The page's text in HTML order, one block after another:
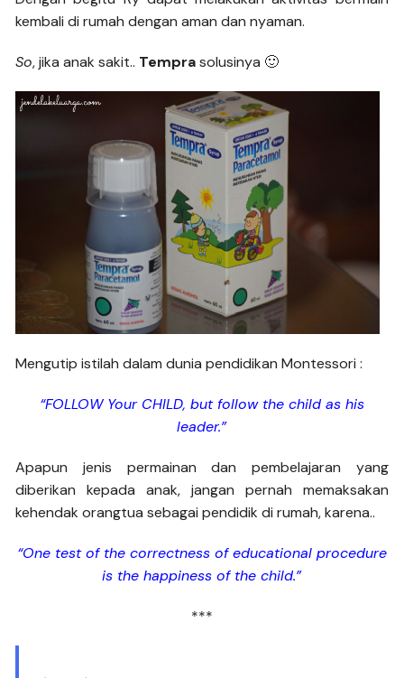
kembali di rumah dengan aman dan nyaman.
So, jika anak sakit.. Temprasolusinya 🙂
Mengutip istilah dalam dunia pendidikan Montessori :
“FOLLOW Your CHILD, but follow the child as his
leader.”
Apapun jenis permainan dan pembelajaran yang
diberikan kepada anak, jangan pernah memaksakan
kehendak orangtua sebagai pendidik di rumah, karena..
“One test of the correctness of educational procedure
is the happiness of the child.”
***